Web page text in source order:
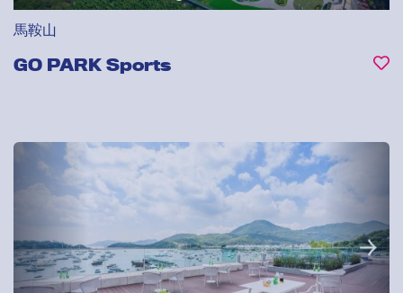
馬鞍山
GO PARK Sports